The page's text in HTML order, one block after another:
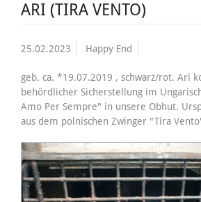
ARI (TIRA VENTO)
25.02.2023 Happy End
geb. ca. *19.07.2019 , schwarz/rot. Ari
behördlicher Sicherstellung im
Amo Per Sempre" in unsere Obhut.
aus dem polnischen Zwinger "Tira